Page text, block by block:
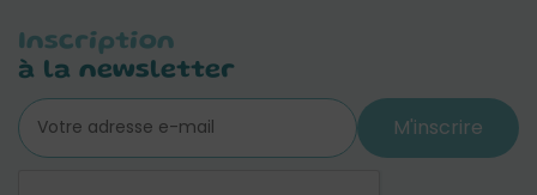
Inscription
à la newsletter
M'inscrire